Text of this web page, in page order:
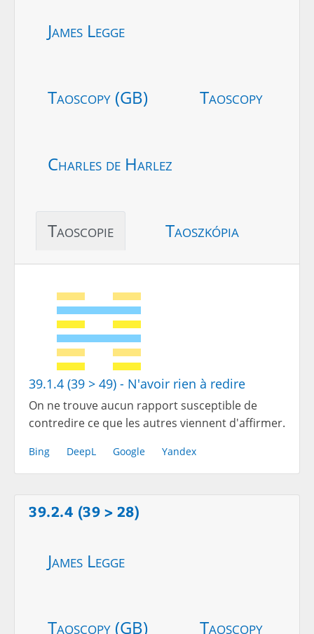
James Legge
Taoscopy (GB) Taoscopy
Charles de Harlez
Taoscopie Taoszkópia
39.1.4 (39 > 49) - N'avoir rien à redire
On ne trouve aucun rapport susceptible de
contredire ce que les autres viennent d'affirmer.
Bing DeepL Google Yandex
39.2.4 (39 > 28)
James Legge
Taoscopy (GB) Taoscopy